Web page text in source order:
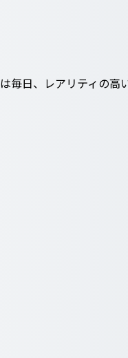
毎日、レアリティの